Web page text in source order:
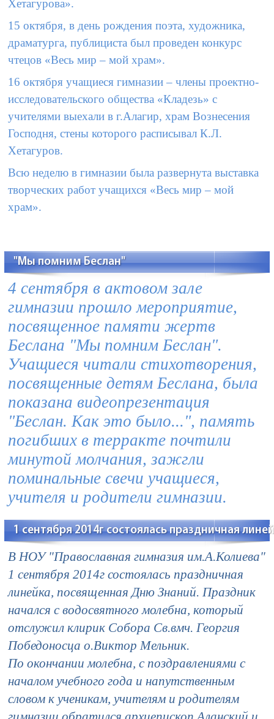
Хетагурова».
15 октября, в день рождения поэта, художника,
драматурга, публициста был проведен конкурс
чтецов «Весь мир – мой храм».
16 октября учащиеся гимназии – члены проектно-
исследовательского общества «Кладезь» с
учителями выехали в г.Алагир, храм Вознесения
Господня, стены которого расписывал К.Л.
Хетагуров.
Всю неделю в гимназии была развернута выставка
творческих работ учащихся «Весь мир – мой
храм».
"Мы помним Беслан"
4 сентября в актовом зале
гимназии прошло мероприятие,
посвященное памяти жертв
Беслана "Мы помним Беслан".
Учащиеся читали стихотворения,
посвященные детям Беслана, была
показана видеопрезентация
"Беслан. Как это было...", память
погибших в терракте почтили
минутой молчания, зажгли
поминальные свечи учащиеся,
учителя и родители гимназии.
1 сентября 2014г состоялась праздничная
В НОУ "Православная гимназия им.А.Колиева"
1 сентября 2014г состоялась праздничная
линейка, посвященная Дню Знаний. Праздник
начался с водосвятного молебна, который
отслужил клирик Собора Св.вмч. Георгия
Победоносца о.Виктор Мельник.
По окончании молебна, с поздравлениями с
началом учебного года и напутственным
словом к ученикам, учителям и родителям